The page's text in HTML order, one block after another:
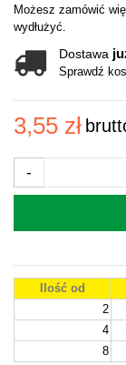
Możesz zamówić
wydłużyć.
Dostawa
Sprawdź
3,55 zł
-
Ilość od
2
4
8